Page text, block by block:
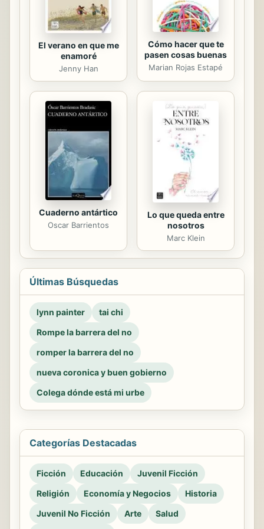
El verano en que me
enamoré
Jenny Han
Cómo hacer que te
pasen cosas buenas
Marian Rojas Estapé
Cuaderno antártico
Oscar Barrientos
Lo que queda entre
nosotros
Marc Klein
Últimas Búsquedas
lynn painter
tai chi
Rompe la barrera del no
romper la barrera del no
nueva coronica y buen gobierno
Colega dónde está mi urbe
Categorías Destacadas
Ficción Educación
Juvenil Ficción
Religión
Economía y Negocios
Historia
Juvenil No Ficción
Arte
Salud